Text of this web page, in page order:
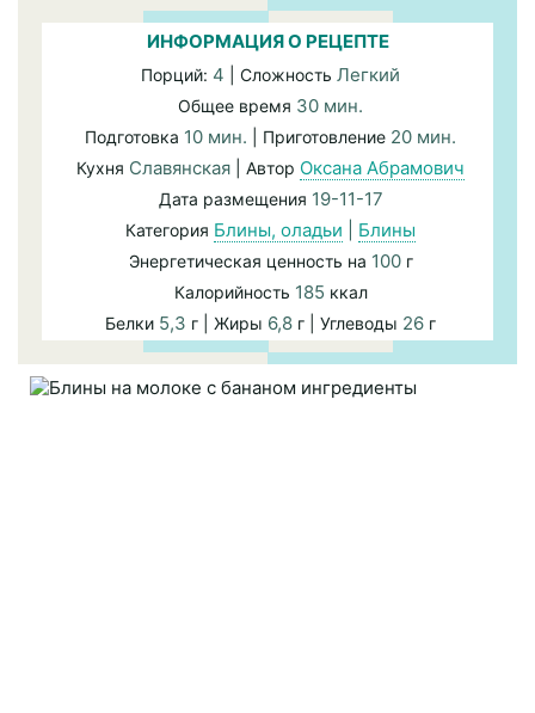
ИНФОРМАЦИЯ О РЕЦЕПТЕ
Порций: 4 | Сложность Легкий
Общее время 30 мин.
Подготовка 10 мин. | Приготовление 20 мин.
Кухня Славянская | Автор Оксана Абрамович
Дата размещения 19-11-17
Категория Блины, оладьи Блины
Энергетическая ценность на 100г
Калорийность 185 ккал
Белки 5,3 г | Жиры 6,8 г | Углеводы 26 г